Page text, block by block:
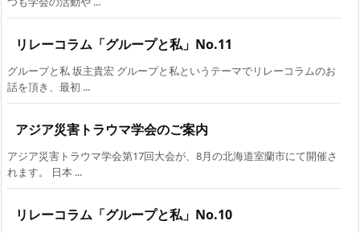
リレーコラム「グループと私」No.11
グループと私 坂主貴宏 グループと私というテーマでリレーコラムのお
話を頂き、最初 ...
アジア災害トラウマ学会のご案内
アジア災害トラウマ学会第17回大会が、8月の北海道室蘭市にて開催さ
れます。 日本 ...
リレーコラム「グループと私」No.10